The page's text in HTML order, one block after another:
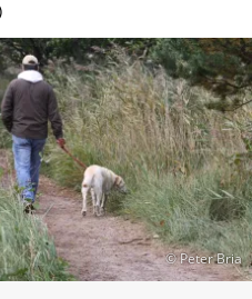
schützen
Horstbetreuer*in
Unternehmenskooperation
&Fortbildungen
© Peter Bria